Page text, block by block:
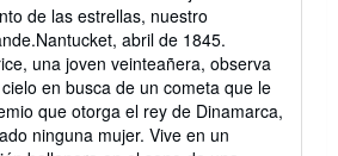
de las estrellas, nuestro
abril de 1845.
una joven veinteañera, observa
en busca de un cometa que le
que otorga el rey de Dinamarca,
ninguna mujer. Vive en un